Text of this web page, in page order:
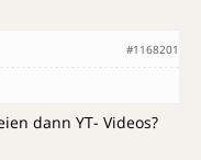
#1168201
dann YT- Videos?